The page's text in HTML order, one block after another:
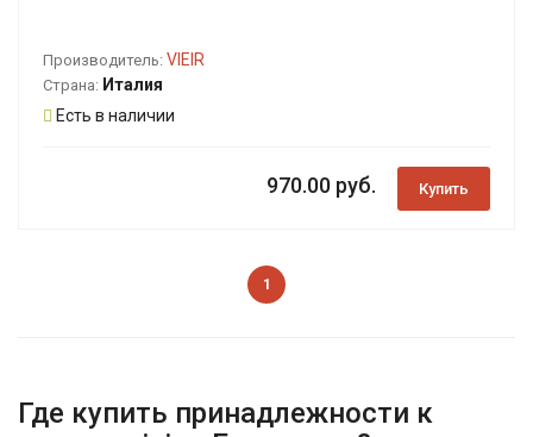
Производитель: VIEIR
Страна: Италия
Есть в наличии
970.00 руб. Купить
1
Где купить принадлежности к